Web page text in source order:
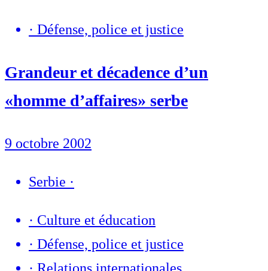
· Défense, police et justice
Grandeur et décadence d’un
«homme d’affaires» serbe
9 octobre 2002
Serbie ·
· Culture et éducation
· Défense, police et justice